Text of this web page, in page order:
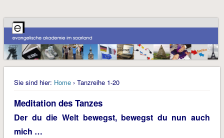
Sie sind hier: Home› Tanzreihe 1-20
Meditation des Tanzes
Der du die Welt bewegst, bewegst du nun auch
mich …